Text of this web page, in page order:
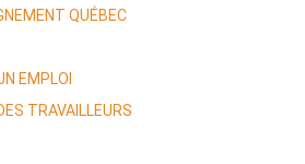
QUÉBEC
EMPLOI
TRAVAILLEURS